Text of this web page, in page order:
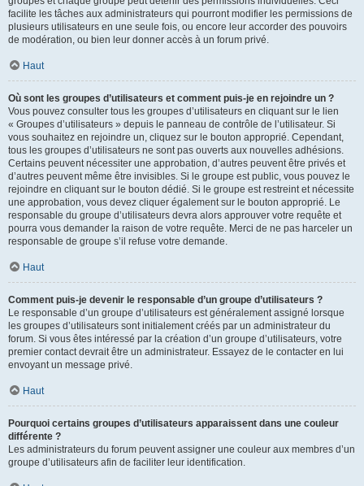
facilite les tâches aux administrateurs qui pourront modifier les permissions de
plusieurs utilisateurs en une seule fois, ou encore leur accorder des pouvoirs
de modération, ou bien leur donner accès à un forum privé.
Haut
Où sont les groupes d’utilisateurs et comment puis-je en rejoindre un ?
Vous pouvez consulter tous les groupes d’utilisateurs en cliquant sur le lien
« Groupes d’utilisateurs » depuis le panneau de contrôle de l’utilisateur. Si
vous souhaitez en rejoindre un, cliquez sur le bouton approprié. Cependant,
tous les groupes d’utilisateurs ne sont pas ouverts aux nouvelles adhésions.
Certains peuvent nécessiter une approbation, d’autres peuvent être privés et
d’autres peuvent même être invisibles. Si le groupe est public, vous pouvez le
rejoindre en cliquant sur le bouton dédié. Si le groupe est restreint et nécessite
une approbation, vous devez cliquer également sur le bouton approprié. Le
responsable du groupe d’utilisateurs devra alors approuver votre requête et
pourra vous demander la raison de votre requête. Merci de ne pas harceler un
responsable de groupe s’il refuse votre demande.
Haut
Comment puis-je devenir le responsable d’un groupe d’utilisateurs ?
Le responsable d’un groupe d’utilisateurs est généralement assigné lorsque
les groupes d’utilisateurs sont initialement créés par un administrateur du
forum. Si vous êtes intéressé par la création d’un groupe d’utilisateurs, votre
premier contact devrait être un administrateur. Essayez de le contacter en lui
envoyant un message privé.
Haut
Pourquoi certains groupes d’utilisateurs apparaissent dans une couleur
différente ?
Les administrateurs du forum peuvent assigner une couleur aux membres d’un
groupe d’utilisateurs afin de faciliter leur identification.